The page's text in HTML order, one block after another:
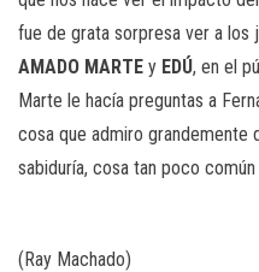
fue de grata sorpresa ver a los
AMADO MARTE y EDÚ, en el
Marte le hacía preguntas a
cosa que admiro grandemente
sabiduría, cosa tan poco
(Ray Machado)